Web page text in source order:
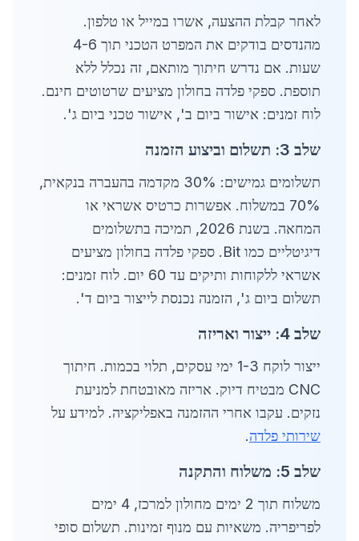
לאחר קבלת ההצעה, אשרו במייל או טלפון.
מהנדסים בודקים את המפרט הטכני תוך 4-6
שעות. אם נדרש חיתוך מותאם, זה נכלל ללא
תוספת. ספקי פלדה בחולון מציעים שרטוטים חינם.
לוח זמנים: אישור ביום ב', אישור טכני ביום ג'.
שלב 3: תשלום וביצוע הזמנה
תשלומים גמישים: 30% מקדמה בהעברה בנקאית,
70% במשלוח. אפשרות כרטיס אשראי או
המחאה. בשנת 2026, תמיכה בתשלומים
דיגיטליים כמו Bit. ספקי פלדה בחולון מציעים
אשראי ללקוחות ותיקים עד 60 יום. לוח זמנים:
תשלום ביום ג', הזמנה נכנסת לייצור ביום ד'.
שלב 4: ייצור ואריזה
ייצור לוקח 1-3 ימי עסקים, תלוי בכמות. חיתוך
CNC מבטיח דיוק. אריזה מאובטחת למניעת
נזקים. עקבו אחרי ההזמנה באפליקציה. למידע על
שירותי פלדה.
שלב 5: משלוח והתקנה
משלוח תוך 2 ימים מחולון למרכז, 4 ימים
לפריפריה. משאיות עם מנוף זמינות. תשלום סופי